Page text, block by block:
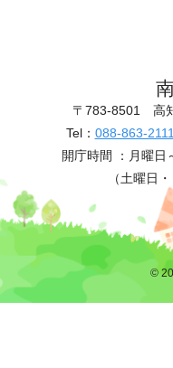
〒783-8501 高
Tel： 088-863-2111
開庁時間 ： 月曜日
（土曜日
©